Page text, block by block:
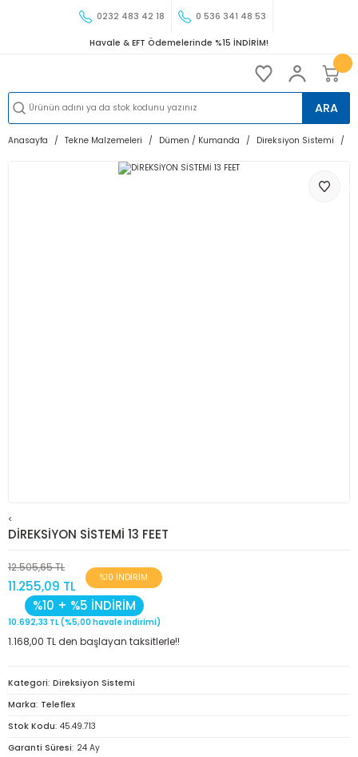
0232 483 42 18 0 536 341 48 53
Havale & EFT Ödemelerinde %15 İNDİRİM!
ARA
Anasayfa Tekne Malzemeleri Dümen / Kumanda Direksiyon Sistemi
<
DİREKSİYON SİSTEMİ 13 FEET
12.505,65 TL
11.255,09 TL
%10 İNDİRİM
%10 + %5 İNDİRİM
10.692,33 TL (%5,00 havale indirimi)
1.168,00 TL den başlayan taksitlerle!!
Kategori Direksiyon Sistemi
Marka Teleflex
Stok Kodu 45.49.713
Garanti Süresi 24 Ay